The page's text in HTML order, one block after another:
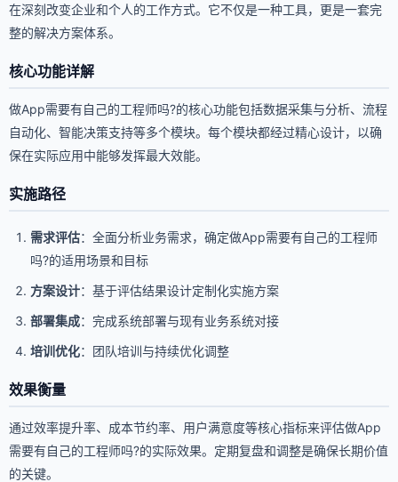
在深刻改变企业和个人的工作方式。它不仅是一种工具，更是一套完
整的解决方案体系。
核心功能详解
做App需要有自己的工程师吗?的核心功能包括数据采集与分析、流程
自动化、智能决策支持等多个模块。每个模块都经过精心设计，以确
保在实际应用中能够发挥最大效能。
实施路径
需求评估：全面分析业务需求，确定做App需要有自己的工程师
吗?的适用场景和目标
方案设计：基于评估结果设计定制化实施方案
部署集成：完成系统部署与现有业务系统对接
培训优化：团队培训与持续优化调整
效果衡量
通过效率提升率、成本节约率、用户满意度等核心指标来评估做App
需要有自己的工程师吗?的实际效果。定期复盘和调整是确保长期价值
的关键。